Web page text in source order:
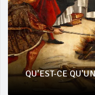
QU’EST-CE